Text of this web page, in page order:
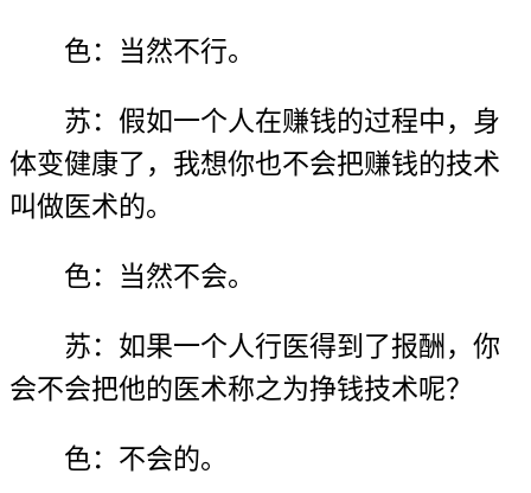
色：当然不行。
苏：假如一个人在赚钱的过程中，身
体变健康了，我想你也不会把赚钱的技术
叫做医术的。
色：当然不会。
苏：如果一个人行医得到了报酬，你
会不会把他的医术称之为挣钱技术呢？
色：不会的。